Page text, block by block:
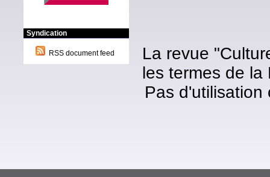
Syndication
RSS document feed
La revue
les termes de la
Pas d'utilisation